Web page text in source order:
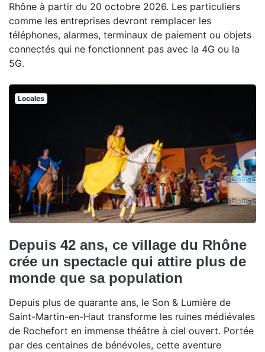
Rhône à partir du 20 octobre 2026. Les particuliers
comme les entreprises devront remplacer les
téléphones, alarmes, terminaux de paiement ou objets
connectés qui ne fonctionnent pas avec la 4G ou la
5G.
Locales
Depuis 42 ans, ce village du Rhône
crée un spectacle qui attire plus de
monde que sa population
Depuis plus de quarante ans, le Son & Lumière de
Saint-Martin-en-Haut transforme les ruines médiévales
de Rochefort en immense théâtre à ciel ouvert. Portée
par des centaines de bénévoles, cette aventure